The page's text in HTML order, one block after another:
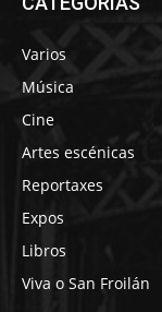
Varios
Música
Cine
Artes escénicas
Reportaxes
Expos
Libros
Viva o San Froilán